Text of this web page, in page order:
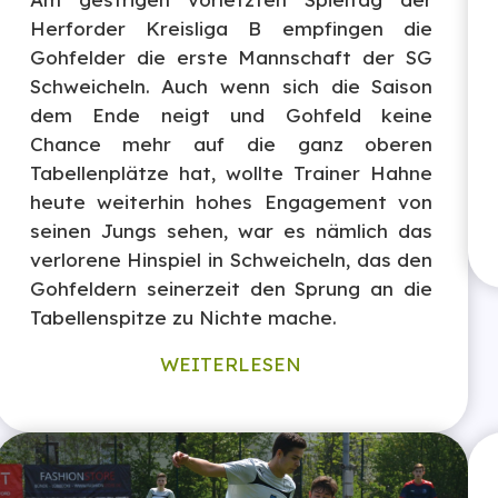
Herforder Kreisliga B empfingen die
Gohfelder die erste Mannschaft der SG
Schweicheln. Auch wenn sich die Saison
dem Ende neigt und Gohfeld keine
Chance mehr auf die ganz oberen
Tabellenplätze hat, wollte Trainer Hahne
heute weiterhin hohes Engagement von
seinen Jungs sehen, war es nämlich das
verlorene Hinspiel in Schweicheln, das den
Gohfeldern seinerzeit den Sprung an die
Tabellenspitze zu Nichte mache.
WEITERLESEN